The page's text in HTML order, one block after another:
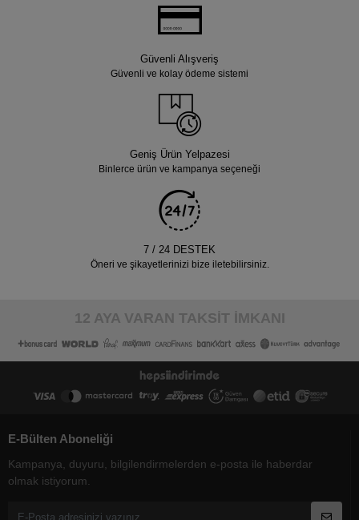
Güvenli Alışveriş
Güvenli ve kolay ödeme sistemi
Geniş Ürün Yelpazesi
Binlerce ürün ve kampanya seçeneği
7 / 24 DESTEK
Öneri ve şikayetlerinizi bize iletebilirsiniz.
12 AYA VARAN TAKSİT İMKANI
E-Bülten Aboneliği
Kampanya, duyuru, bilgilendirmelerden e-posta ile haberdar
olmak istiyorum.